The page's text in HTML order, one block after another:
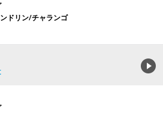
ドリン/チャランゴ